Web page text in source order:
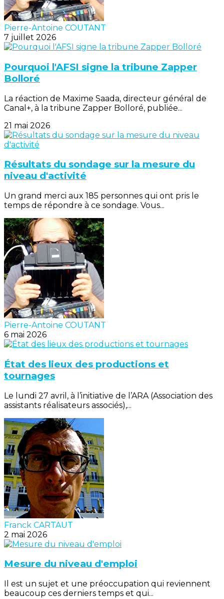
Pierre-Antoine COUTANT
7 juillet 2026
Pourquoi l'AFSI signe la tribune Zapper
Bolloré
La réaction de Maxime Saada, directeur général de
Canal+, à la tribune Zapper Bolloré, publiée...
21 mai 2026
Résultats du sondage sur la mesure du
niveau d'activité
Un grand merci aux 185 personnes qui ont pris le
temps de répondre à ce sondage. Vous...
Pierre-Antoine COUTANT
6 mai 2026
État des lieux des productions et
tournages
Le lundi 27 avril, à l’initiative de l’ARA (Association des
assistants réalisateurs associés),...
Franck CARTAUT
2 mai 2026
Mesure du niveau d'emploi
Il est un sujet et une préoccupation qui reviennent
beaucoup ces derniers temps et qui...